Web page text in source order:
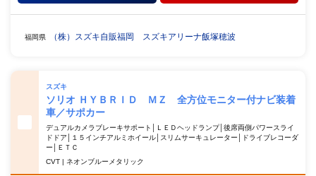
福岡県 （株）スズキ自販福岡 スズキアリーナ飯塚穂波
スズキ
ソリオ ＨＹＢＲＩＤ ＭＺ 全方位モニター付ナビ装着
車／サポカー
デュアルカメラブレーキサポート│ＬＥＤヘッドランプ│後席両側パワースライ
ドドア│１５インチアルミホイール│スリムサーキュレーター│ドライブレコーダ
ー│ＥＴＣ
CVT | ネオンブルーメタリック